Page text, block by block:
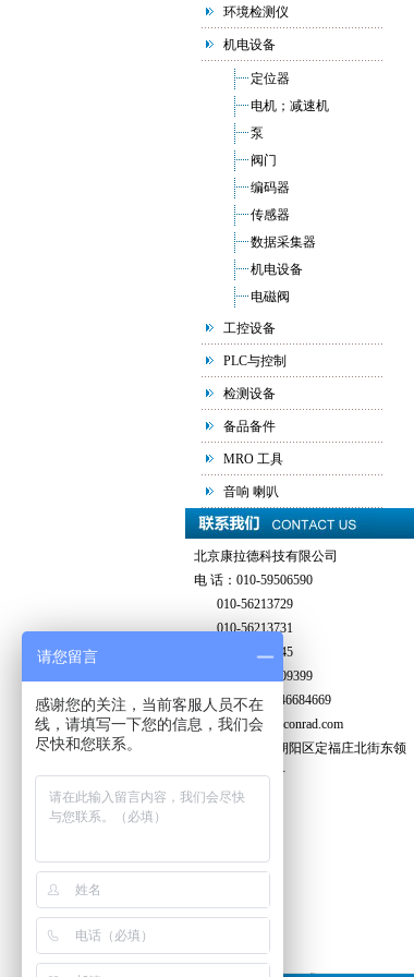
环境检测仪
机电设备
定位器
电机；减速机
泵
阀门
编码器
传感器
数据采集器
机电设备
电磁阀
工控设备
PLC与控制
检测设备
备品备件
MRO 工具
音响 喇叭
北京康拉德科技有限公司
电 话：010-59506590
010-56213729
010-56213731
010-57018145
传 真：010-65409399
热线手机：13146684669
邮 箱：sales@bjconrad.com
地 址：北京市朝阳区定福庄北街东领
鉴筑3号楼507号
请您留言
感谢您的关注，当前客服人员不在
线，请填写一下您的信息，我们会
尽快和您联系。